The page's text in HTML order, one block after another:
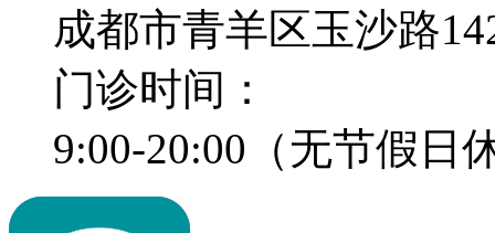
成都市青羊区玉沙路
门诊时间：
9:00-20:00（无节假日